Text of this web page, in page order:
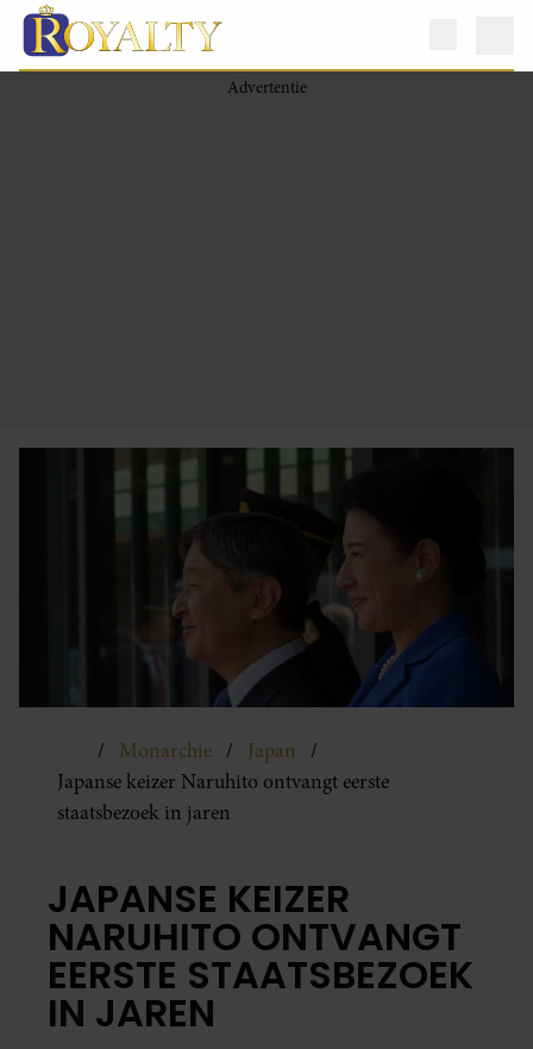
Monarchie
Japan
Japanse keizer Naruhito ontvangt eerste
staatsbezoek in jaren
JAPANSE KEIZER
NARUHITO ONTVANGT
EERSTE STAATSBEZOEK
IN JAREN